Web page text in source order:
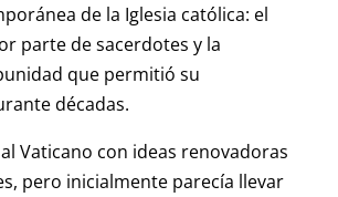
de la Iglesia católica: el
parte de sacerdotes y la
que permitió su
décadas.
Vaticano con ideas renovadoras
pero inicialmente parecía llevar